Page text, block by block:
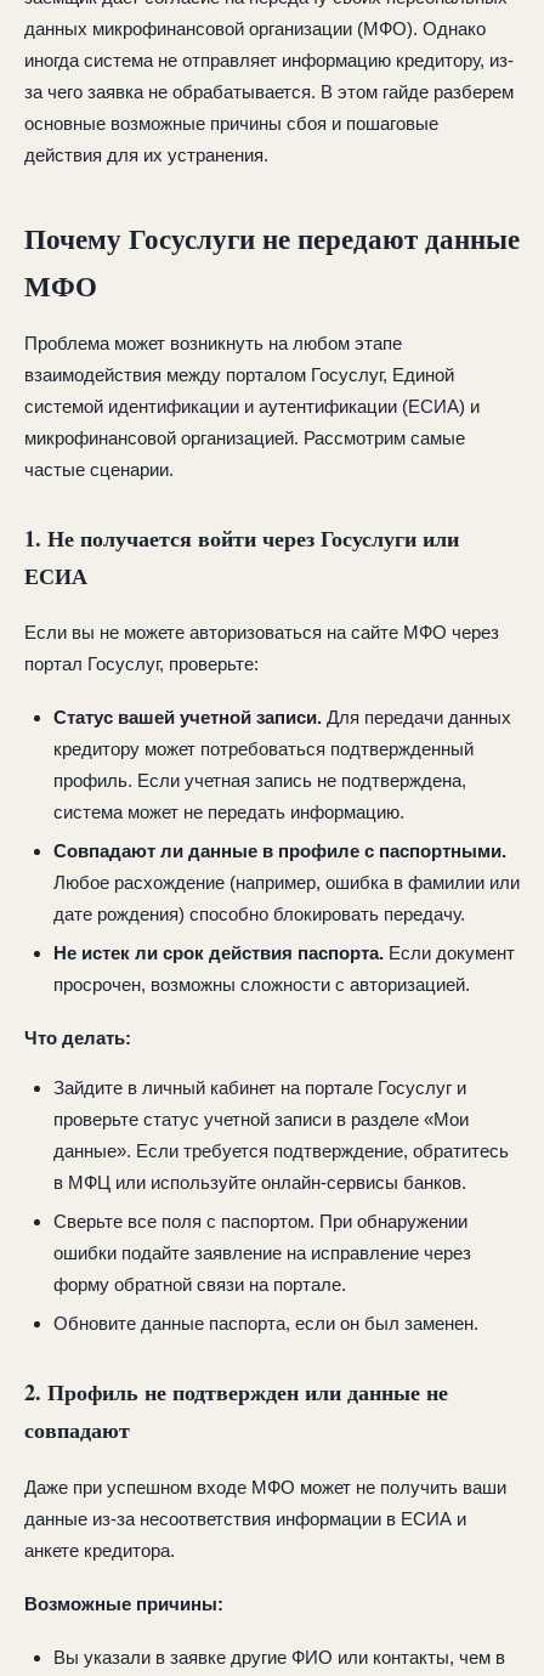
данных микрофинансовой организации (МФО). Однако
иногда система не отправляет информацию кредитору, из-
за чего заявка не обрабатывается. В этом гайде разберем
основные возможные причины сбоя и пошаговые
действия для их устранения.
Почему Госуслуги не передают данные
МФО
Проблема может возникнуть на любом этапе
взаимодействия между порталом Госуслуг, Единой
системой идентификации и аутентификации (ЕСИА) и
микрофинансовой организацией. Рассмотрим самые
частые сценарии.
1. Не получается войти через Госуслуги или
ЕСИА
Если вы не можете авторизоваться на сайте МФО через
портал Госуслуг, проверьте:
Статус вашей учетной записи. Для передачи данных
кредитору может потребоваться подтвержденный
профиль. Если учетная запись не подтверждена,
система может не передать информацию.
Совпадают ли данные в профиле с паспортными.
Любое расхождение (например, ошибка в фамилии или
дате рождения) способно блокировать передачу.
Не истек ли срок действия паспорта. Если документ
просрочен, возможны сложности с авторизацией.
Что делать:
Зайдите в личный кабинет на портале Госуслуг и
проверьте статус учетной записи в разделе «Мои
данные». Если требуется подтверждение, обратитесь
в МФЦ или используйте онлайн-сервисы банков.
Сверьте все поля с паспортом. При обнаружении
ошибки подайте заявление на исправление через
форму обратной связи на портале.
Обновите данные паспорта, если он был заменен.
2. Профиль не подтвержден или данные не
совпадают
Даже при успешном входе МФО может не получить ваши
данные из-за несоответствия информации в ЕСИА и
анкете кредитора.
Возможные причины:
Вы указали в заявке другие ФИО или контакты, чем в